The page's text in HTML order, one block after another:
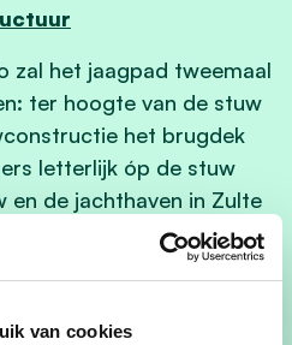
van cookies
zal het jaagpad tweemaal
ter hoogte van de stuw
het brugdek
letterlijk óp de stuw
en de jachthaven in Zulte
jaagpad aangelegd en
zal een nieuwe